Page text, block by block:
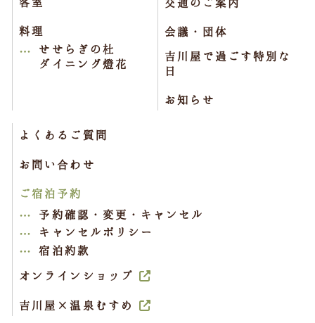
料理
せせらぎの杜
ダイニング燈花
交通のご案内
会議・団体
吉川屋で過ごす特別な
日
お知らせ
よくあるご質問
お問い合わせ
ご宿泊予約
予約確認・変更・キャンセル
キャンセルポリシー
宿泊約款
オンラインショップ
吉川屋×温泉むすめ